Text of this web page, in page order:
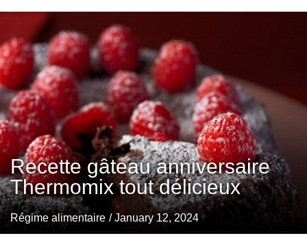
Recette gâteau anniversaire
Thermomix tout délicieux
Régime alimentaire / January 12, 2024